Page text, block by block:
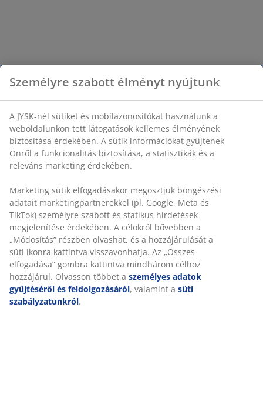
Személyre szabott élményt nyújtunk
A JYSK-nél sütiket és mobilazonosítókat használunk a
weboldalunkon tett látogatások kellemes élményének
biztosítása érdekében. A sütik információkat gyűjtenek
Önről a funkcionalitás biztosítása, a statisztikák és a
releváns marketing érdekében.
Marketing sütik elfogadásakor megosztjuk böngészési
adatait marketingpartnerekkel (pl. Google, Meta és
TikTok) személyre szabott és statikus hirdetések
megjelenítése érdekében. A célokról bővebben a
„Módosítás” részben olvashat, és a hozzájárulását a
süti ikonra kattintva visszavonhatja. Az „Összes
elfogadása” gombra kattintva mindhárom célhoz
hozzájárul. Olvasson többet a személyes adatok
gyűjtéséről és feldolgozásáról, valamint a süti
szabályzatunkról.